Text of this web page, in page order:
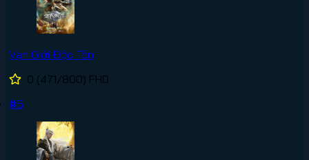
Vạn Giới Độc Tôn
0 (471/800) FHD
#5